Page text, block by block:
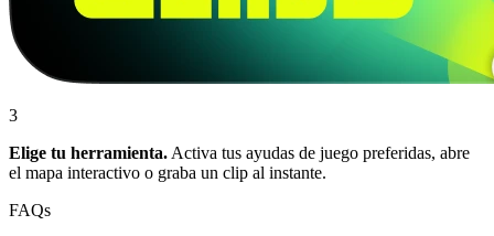
3
Elige tu herramienta. Activa tus ayudas de juego preferidas, abre
el mapa interactivo o graba un clip al instante.
FAQs